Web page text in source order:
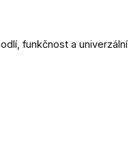
funkčnost a